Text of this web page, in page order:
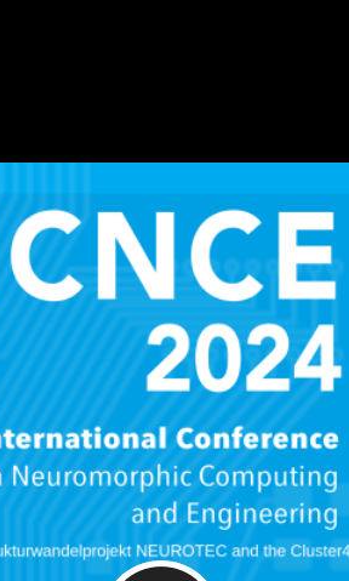
Video